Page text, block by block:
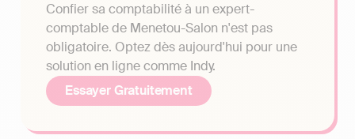
Confier sa comptabilité à un expert-
comptable de Menetou-Salon n'est pas
obligatoire. Optez dès aujourd'hui pour une
solution en ligne comme Indy.
Essayer Gratuitement